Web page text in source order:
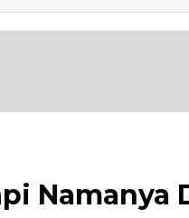
Namanya